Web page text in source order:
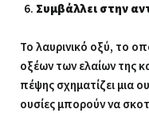
Συμβάλλει στην
Το λαυρινικό οξύ, το
οξέων των ελαίων της
πέψης σχηματίζει μια
ουσίες μπορούν να